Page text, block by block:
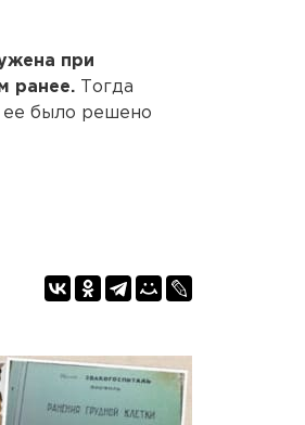
при
ранее. Тогда
ее было решено